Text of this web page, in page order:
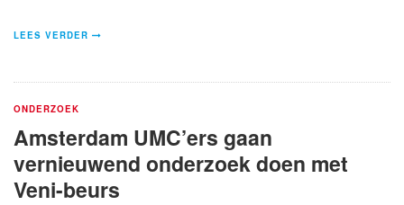
LEES VERDER
ONDERZOEK
Amsterdam UMC’ers gaan
vernieuwend onderzoek doen met
Veni-beurs